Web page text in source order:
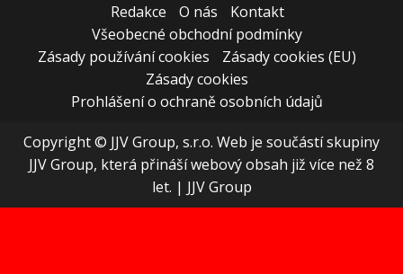
Redakce
O nás
Kontakt
Všeobecné obchodní podmínky
Zásady používání cookies
Zásady cookies (EU)
Zásady cookies
Prohlášení o ochraně osobních údajů
Copyright © JJV Group, s.r.o. Web je součástí skupiny
JJV Group, která přináší webový obsah již více než 8
let. | JJV Group